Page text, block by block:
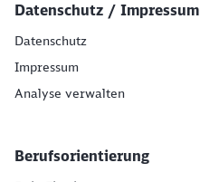
Datenschutz / Impressum
Datenschutz
Impressum
Analyse verwalten
Berufsorientierung